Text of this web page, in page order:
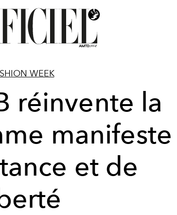
WEEK
réinvente la
manifeste
et de